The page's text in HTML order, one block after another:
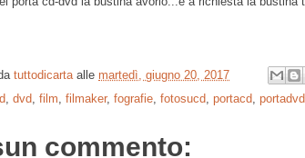
tuttodicarta alle martedì, giugno 20, 2017
, dvd, film, filmaker, fografie, fotosucd, portacd, portadvd
commento: